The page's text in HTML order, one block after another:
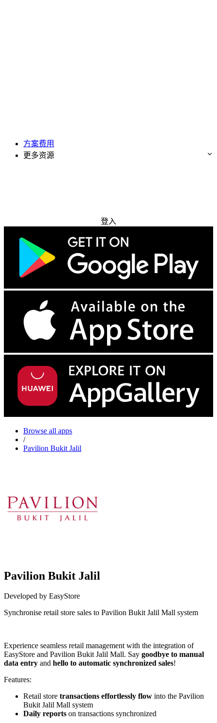
方案费用
更多资源
登入
Browse all apps
/
Pavilion Bukit Jalil
Pavilion Bukit Jalil
Developed by EasyStore
Synchronise retail store sales to Pavilion Bukit Jalil Mall system
Experience seamless retail management with the integration of
EasyStore and Pavilion Bukit Jalil Mall. Say goodbye to manual
data entry and hello to automatic synchronized sales!
Features:
Retail store transactions effortlessly flow into the Pavilion
Bukit Jalil Mall system
Daily reports on transactions synchronized